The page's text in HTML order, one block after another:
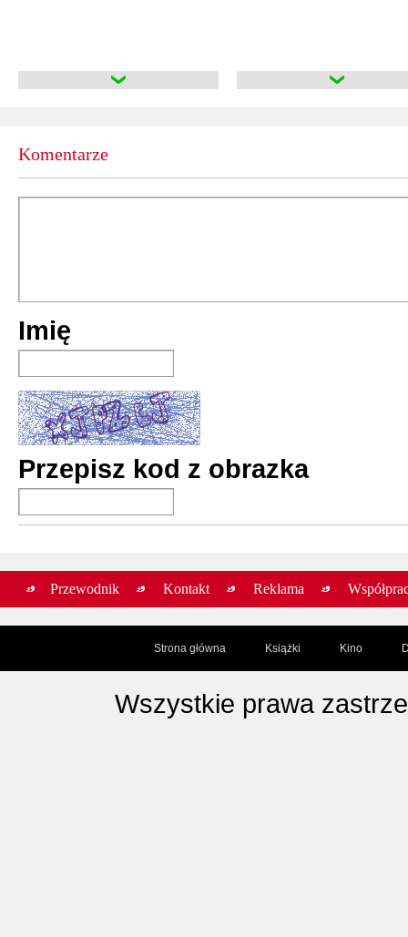
Komentarze
Imię
Przepisz kod z obrazka
Przewodnik Kontakt Reklama
Strona główna Książki Kino
Wszystkie prawa